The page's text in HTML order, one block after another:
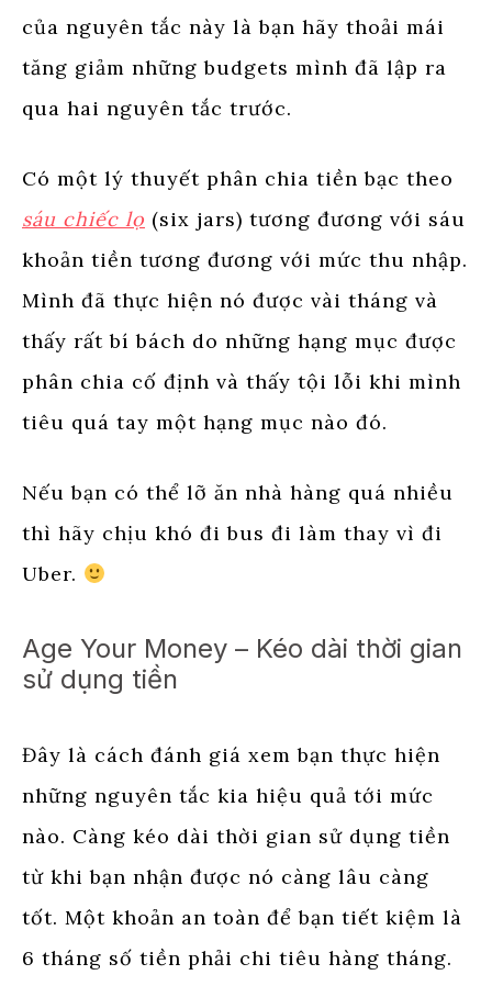
của nguyên tắc này là bạn hãy thoải mái
tăng giảm những budgets mình đã lập ra
qua hai nguyên tắc trước.
Có một lý thuyết phân chia tiền bạc theo
sáu chiếc lọ (six jars) tương đương với sáu
khoản tiền tương đương với mức thu nhập.
Mình đã thực hiện nó được vài tháng và
thấy rất bí bách do những hạng mục được
phân chia cố định và thấy tội lỗi khi mình
tiêu quá tay một hạng mục nào đó.
Nếu bạn có thể lỡ ăn nhà hàng quá nhiều
thì hãy chịu khó đi bus đi làm thay vì đi
Uber.
Age Your Money – Kéo dài thời gian
sử dụng tiền
Đây là cách đánh giá xem bạn thực hiện
những nguyên tắc kia hiệu quả tới mức
nào. Càng kéo dài thời gian sử dụng tiền
từ khi bạn nhận được nó càng lâu càng
tốt. Một khoản an toàn để bạn tiết kiệm là
6 tháng số tiền phải chi tiêu hàng tháng.